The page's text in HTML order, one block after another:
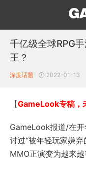
千亿级全球RPG
王？
深度话题 2022-01-13
【GameLook专稿，
GameLook报道/在
讨过“被年轻玩家嫌
MMO正演变为越来越